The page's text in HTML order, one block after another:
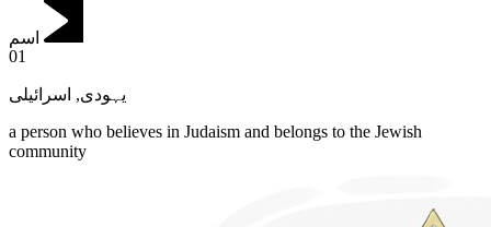
اسم
01
یہودی, اسرائیلی
a person who believes in Judaism and belongs to the Jewish
community